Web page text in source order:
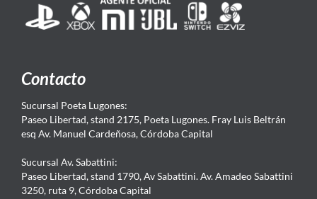
Contacto
Sucursal Poeta Lugones:
Paseo Libertad, stand 2175, Poeta Lugones. Fray Luis Beltrán
esq Av. Manuel Cardeñosa, Córdoba Capital
Sucursal Av. Sabattini:
Paseo Libertad, stand 1790, Av Sabattini. Av. Amadeo Sabattini
3250, ruta 9, Córdoba Capital